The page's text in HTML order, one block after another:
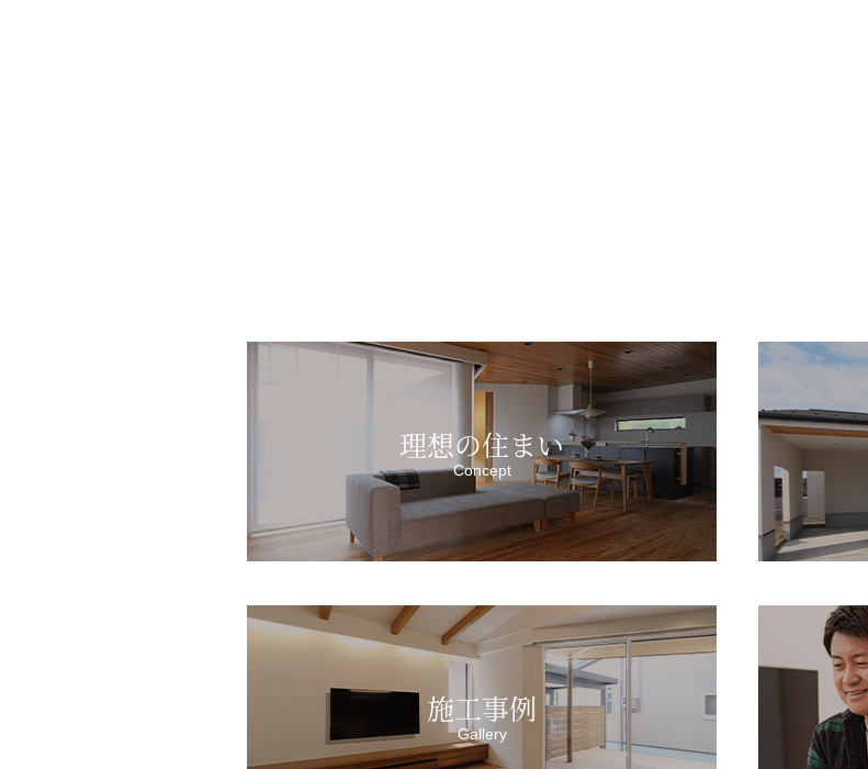
理想の住まい
Concept
施工事例
Gallery